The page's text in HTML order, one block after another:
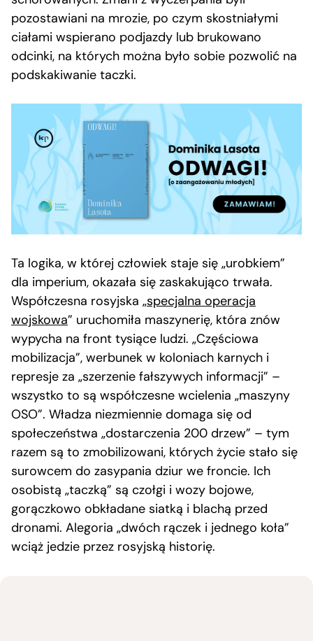
pozostawiani na mrozie, po czym skostniałymi
ciałami wspierano podjazdy lub brukowano
odcinki, na których można było sobie pozwolić na
podskakiwanie taczki.
Ta logika, w której człowiek staje się „urobkiem”
dla imperium, okazała się zaskakująco trwała.
Współczesna rosyjska „specjalna operacja
wojskowa” uruchomiła maszynerię, która znów
wypycha na front tysiące ludzi. „Częściowa
mobilizacja”, werbunek w koloniach karnych i
represje za „szerzenie fałszywych informacji” –
wszystko to są współczesne wcielenia „maszyny
OSO”. Władza niezmiennie domaga się od
społeczeństwa „dostarczenia 200 drzew” – tym
razem są to zmobilizowani, których życie stało się
surowcem do zasypania dziur we froncie. Ich
osobistą „taczką” są czołgi i wozy bojowe,
gorączkowo obkładane siatką i blachą przed
dronami. Alegoria „dwóch rączek i jednego koła”
wciąż jedzie przez rosyjską historię.